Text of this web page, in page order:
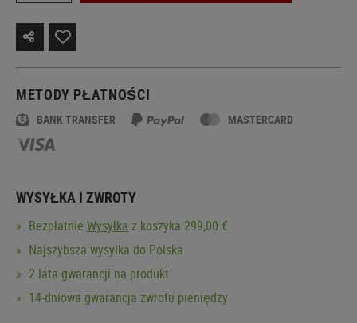
METODY PŁATNOŚCI
BANK TRANSFER MASTERCARD
WYSYŁKA I ZWROTY
Bezpłatnie Wysyłka z koszyka 299,00 €
Najszybsza wysyłka do Polska
2 lata gwarancji na produkt
14-dniowa gwarancja zwrotu pieniędzy